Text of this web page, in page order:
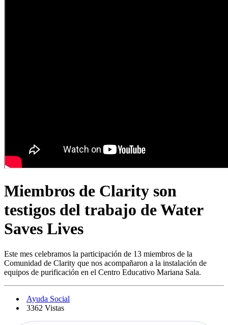
Miembros de Clarity son
testigos del trabajo de Water
Saves Lives
Este mes celebramos la participación de 13 miembros de la
Comunidad de Clarity que nos acompañaron a la instalación de
equipos de purificación en el Centro Educativo Mariana Sala.
Ayuda Social
3362 Vistas